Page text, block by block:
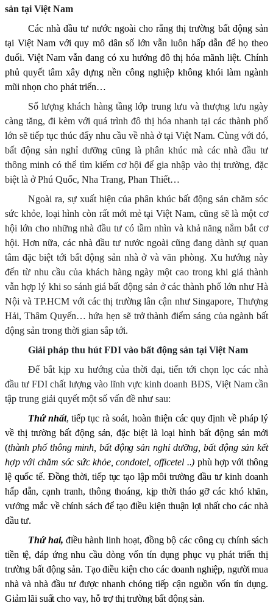
sản tại Việt Nam
Các nhà đầu tư nước ngoài cho rằng thị trường bất động sản
tại Việt Nam vớiquy mô dân số lớn vẫnluôn hấp dẫn để họ theo
đuổi. Việt Nam vẫn đang có xu hướng đô thị hóa mãnh liệt. Chính
phủ quyết tâm xây dựng nền công nghiệp không khói làm ngành
mũi nhọn cho phát triển…
Số lượng khách hàng tầng lớp trung lưu và thượng lưu ngày
càng tăng, đi kèm với quá trình đô thị hóa nhanh tại các thành phố
lớn sẽ tiếp tục thúc đẩy nhu cầu về nhà ở tại Việt Nam. Cùng với đó,
bất động sản nghỉ dưỡng cũng là phân khúc mà các nhà đầu tư
thông minh có thể tìm kiếm cơ hội để gia nhập vào thị trường, đặc
biệt là ở Phú Quốc, Nha Trang, Phan Thiết…
Ngoài ra, sự xuất hiện của phân khúc bất động sản chăm sóc
sức khỏe, loại hình còn rất mới mẻ tại Việt Nam, cũng sẽ là một cơ
hội lớn cho những nhà đầu tư có tầm nhìn và khả năng nắm bắt cơ
hội. Hơn nữa, các nhà đầu tư nước ngoài cũng đang dành sự quan
tâm đặc biệt tới bất động sản nhà ở và văn phòng. Xu hướng này
đến từ nhu cầu của khách hàng ngày một cao trong khi giá thành
vẫn hợp lý khi so sánh giá bất động sản ở các thành phố lớn như Hà
Nội và TP.HCM với các thị trường lân cận như Singapore, Thượng
Hải, Thâm Quyến… hứa hẹn sẽ trở thành điểm sáng của ngành bất
động sản trong thời gian sắp tới.
Giải pháp thu hút FDI vào bất động sản tại Việt Nam
Để bắt kịp xu hướng của thời đại, tiến tới chọn lọc các nhà
đầu tư FDI chất lượng vào lĩnh vực kinh doanh BĐS, Việt Nam cần
tập trung giải quyết một số vấn đề như sau:
Thứ nhất, tiếp tục rà soát,hoàn thiện các quy định về pháp lý
về thị trường bất động sản, đặc biệt là loại hình bất động sản mới
(thành phố thông minh, bất động sản nghỉ dưỡng, bất động sản kết
hợp với chăm sóc sức khỏe,condotel, officetel ..) phù hợp với thông
lệ quốc tế. Đồng thời, tiếp tục tạo lập môi trường đầu tư kinh doanh
hấp dẫn, cạnh tranh, thông thoáng, kịp thời tháo gỡ các khó khăn,
vướng mắc về chính sách để tạo điều kiện thuận lợi nhất cho các nhà
đầu tư.
Thứ hai, điều hành linh hoạt, đồng bộ các công cụ chính sách
tiền tệ, đáp ứng nhu cầu dòng vốn tín dụng phục vụ phát triển thị
trường bất động sản. Tạo điều kiện cho các doanh nghiệp, người mua
nhà và nhà đầu tư được nhanh chóng tiếp cận nguồn vốn tín dụng.
Giảm lãi suất cho vay, hỗ trợ thị trường bất động sản.